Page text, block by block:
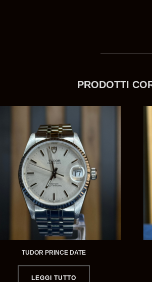
PRODOTTI
TUDOR PRINCE DATE
LEGGI TUTTO